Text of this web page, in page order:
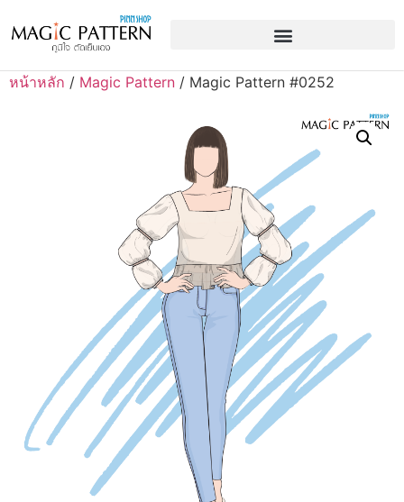
หน้าหลัก / Magic Pattern / Magic Pattern #0252